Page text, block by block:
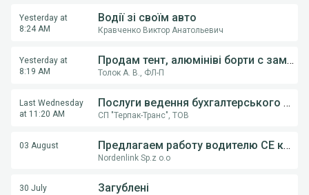
Yesterday at
8:24 AM
Водії зі своїм авто
Кравченко Виктор Анатольевич
Yesterday at
8:19 AM
Продам тент, алюмініві борти с замками, на напівпричіпи KOGEL, Krona.
Толок А. В., ФЛ-П
Last Wednesday
at 11:20 AM
Послуги ведення бухгалтерського обліку ФОП,ТОВ
СП "Терпак-Транс", ТОВ
03 August Предлагаем работу водителю СE категории на грузовом автовозе
Nordenlink Sp.z o.o
30 July Загублені